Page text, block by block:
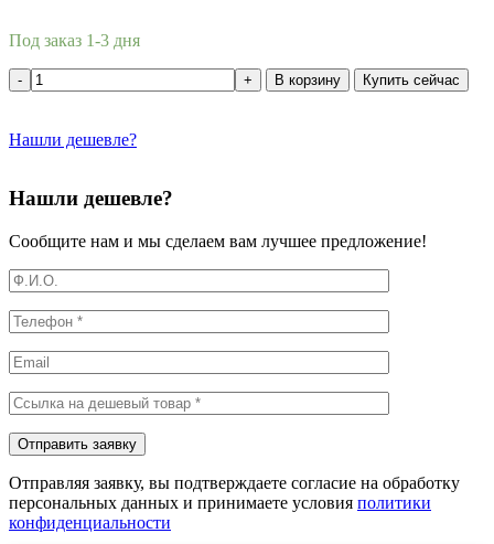
Под заказ 1-3 дня
В корзину Купить сейчас
Нашли дешевле?
Нашли дешевле?
Сообщите нам и мы сделаем вам лучшее предложение!
Отправляя заявку, вы подтверждаете согласие на обработку
персональных данных и принимаете условия политики
конфиденциальности